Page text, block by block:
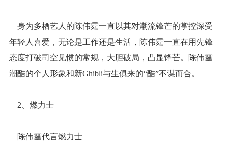
身为多栖艺人的陈伟霆一直以其对潮流锋芒的掌控深受
年轻人喜爱，无论是工作还是生活，陈伟霆一直在用先锋
态度打破司空见惯的常规，大胆破局，凸显锋芒。陈伟霆
潮酷的个人形象和新Ghibli与生俱来的“酷”不谋而合。
2、燃力士
陈伟霆代言燃力士